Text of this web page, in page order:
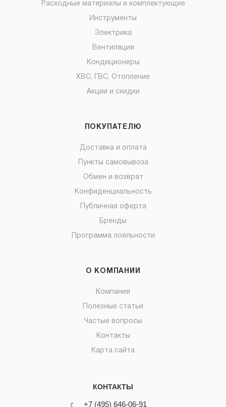
Расходные материалы и комплектующие
Инструменты
Электрика
Вентиляция
Кондиционеры
ХВС, ГВС, Отопление
Акции и скидки
ПОКУПАТЕЛЮ
Доставка и оплата
Пункты самовывоза
Обмен и возврат
Конфиденциальность
Публичная оферта
Бренды
Программа лояльности
О КОМПАНИИ
Компания
Полезные статьи
Частые вопросы
Контакты
Карта сайта
КОНТАКТЫ
+7 (495) 646-06-91